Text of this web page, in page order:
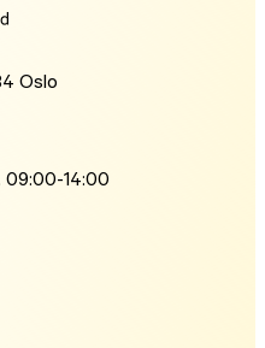
Oslo
09:00-14:00